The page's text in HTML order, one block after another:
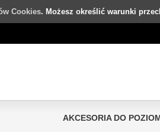
Cookies. Możesz określić warunki
AKCESORIA DO